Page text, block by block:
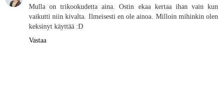
Mulla on trikookudetta aina. Ostin ekaa kertaa ihan vain kun
vaikutti niin kivalta. Ilmeisesti en ole ainoa. Milloin mihinkin olen
keksinyt käyttää :D
Vastaa